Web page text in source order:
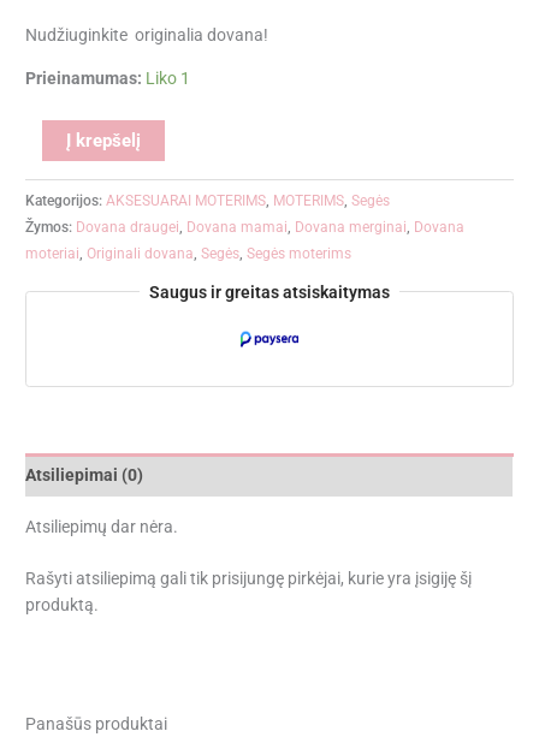
Nudžiuginkite originalia dovana!
Prieinamumas: Liko 1
Į krepšelį
Kategorijos:AKSESUARAI MOTERIMS, MOTERIMS,Segės
Žymos: Dovana draugei, Dovana mamai, Dovana merginai, Dovana
moteriai, Originali dovana,Segės,Segės moterims
Saugus ir greitas atsiskaitymas
Atsiliepimai (0)
Atsiliepimų dar nėra.
Rašyti atsiliepimą gali tik prisijungę pirkėjai, kurie yra įsigiję šį
produktą.
Panašūs produktai